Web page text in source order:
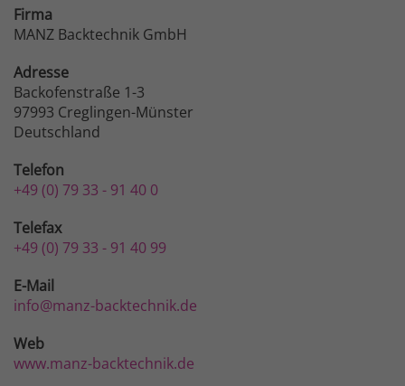
Firma
MANZ Backtechnik GmbH
Adresse
Backofenstraße 1-3
97993 Creglingen-Münster
Deutschland
Telefon
+49 (0) 79 33 - 91 40 0
Telefax
+49 (0) 79 33 - 91 40 99
E-Mail
info@manz-backtechnik.de
Web
www.manz-backtechnik.de